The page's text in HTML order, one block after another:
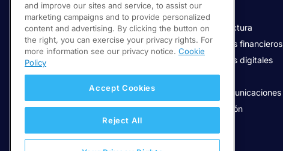
Compliance Cloud
Facturación Electrónica
Servicios de confianza digital
Manufactura
Servicios financieros
Servicios digitales
Salud
Telecomunicaciones
Educación
and improve our sites and service, to assist our
marketing campaigns and to provide personalized
content and advertising. By clicking the button on
the right, you can exercise your privacy rights. For
more information see our privacy notice. Cookie
Policy
Accept Cookies
Reject All